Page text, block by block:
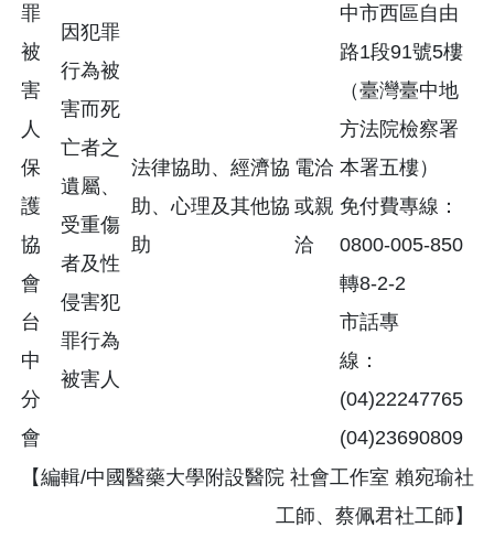
罪
被
害
人
保
護
協
會
台
中
分
會
因犯罪
行為被
害而死
亡者之
遺屬、
受重傷
者及性
侵害犯
罪行為
被害人
法律協助、經濟協
助、心理及其他協
助
電洽
或親
洽
中市西區自由
路1段91號5樓
（臺灣臺中地
方法院檢察署
本署五樓）
免付費專線：
0800-005-850
轉8-2-2
市話專
線：
(04)22247765
(04)23690809
【編輯/中國醫藥大學附設醫院 社會工作室 賴宛瑜社
工師、蔡佩君社工師】